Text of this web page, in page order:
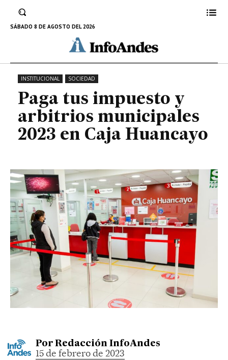
SÁBADO 8 DE AGOSTO DEL 2026Huancayo
15 DE FEBRERO DE 2023
INSTITUCIONAL SOCIEDAD
Paga tus impuesto y
arbitrios municipales
2023 en Caja Huancayo
Por Redacción InfoAndes
15 de febrero de 2023